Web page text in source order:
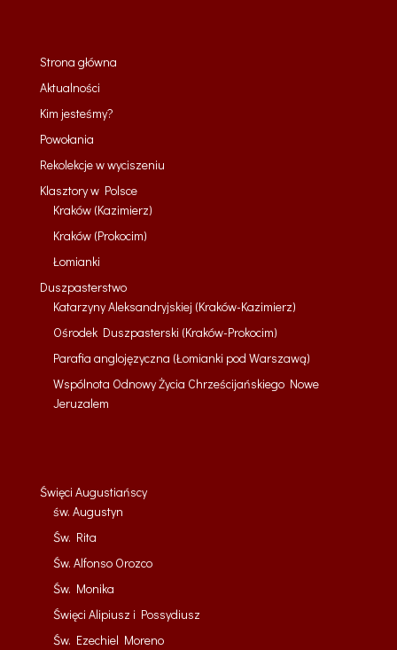
Strona główna
Aktualności
Kim jesteśmy?
Powołania
Rekolekcje w wyciszeniu
Klasztory w Polsce
Kraków (Kazimierz)
Kraków (Prokocim)
Łomianki
Duszpasterstwo
Katarzyny Aleksandryjskiej (Kraków-Kazimierz)
Ośrodek Duszpasterski (Kraków-Prokocim)
Parafia anglojęzyczna (Łomianki pod Warszawą)
Wspólnota Odnowy Życia Chrześcijańskiego Nowe
Jeruzalem
Święci Augustiańscy
św. Augustyn
Św. Rita
Św. Alfonso Orozco
Św. Monika
Święci Alipiusz i Possydiusz
Św. Ezechiel Moreno